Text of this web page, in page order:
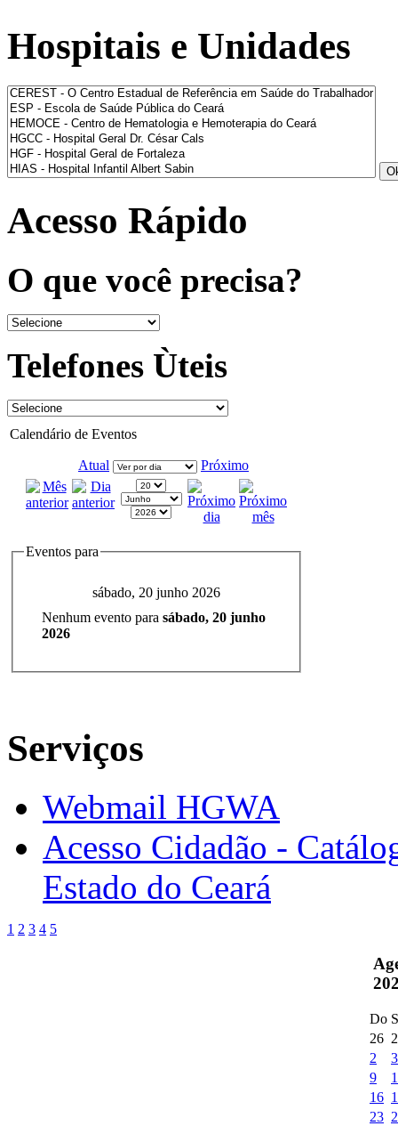
Hospitais e Unidades
Acesso Rápido
O que você precisa?
Telefones Ùteis
Calendário de Eventos
Atual Próximo
Eventos para
sábado, 20 junho 2026
Nenhum evento para sábado, 20 junho
2026
Serviços
Webmail HGWA
Acesso Cidadão -
Estado do Ceará
1 2 3 4 5
Do
26
2
3
9
16
23